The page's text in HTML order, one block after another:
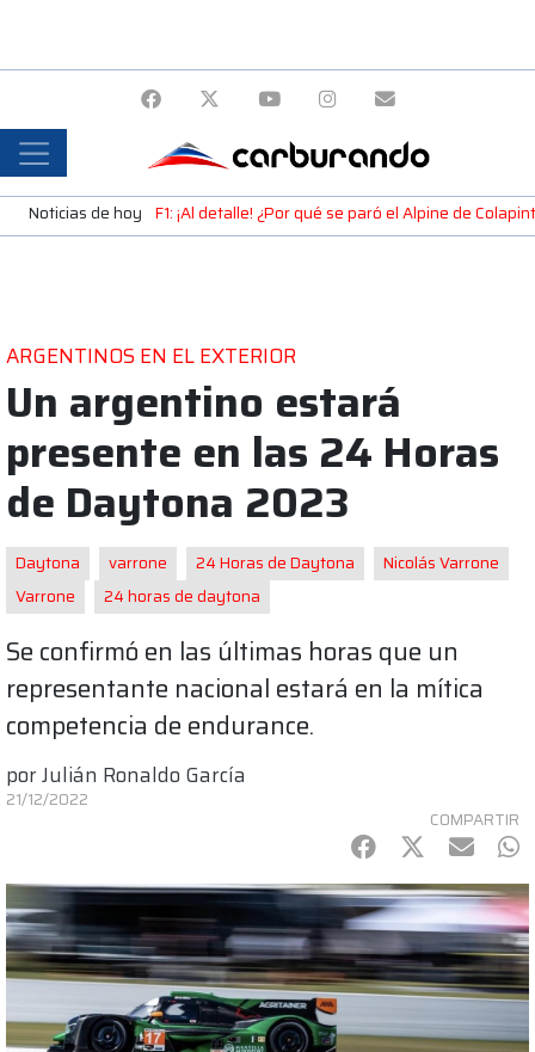
Noticias de hoy F1: ¡Al detalle! ¿Por qué se paró el Alpine de
ARGENTINOS EN EL EXTERIOR
Un argentino estará
presente en las 24 Horas
de Daytona 2023
Daytona varrone 24 Horas de Daytona
Nicolás Varrone
Varrone
24 horas de daytona
Se confirmó en las últimas horas que un
representante nacional estará en la mítica
competencia de endurance.
porJulián Ronaldo García
21/12/2022
COMPARTIR
Facebook
Twitter
mail